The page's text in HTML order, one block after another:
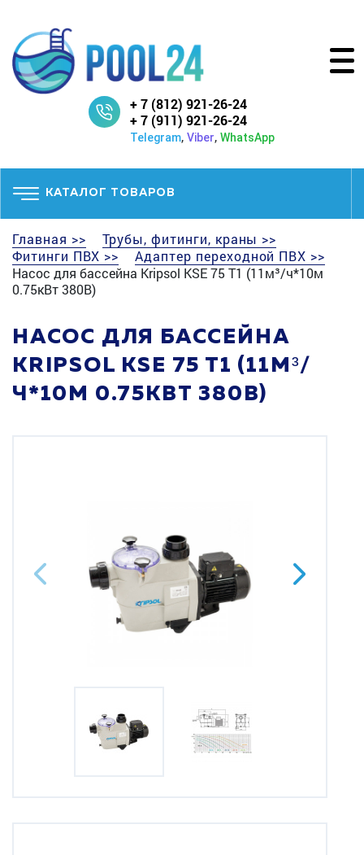
+ 7 (812) 921-26-24
+ 7 (911) 921-26-24
Telegram, Viber, WhatsApp
КАТАЛОГ ТОВАРОВ
Главная >>
Трубы, фитинги, краны >>
Фитинги ПВХ >>
Адаптер переходной ПВХ >>
Насос для бассейна Kripsol KSE 75 T1 (11м³/ч*10м
0.75кВт 380В)
НАСОС ДЛЯ БАССЕЙНА
KRIPSOL KSE 75 T1 (11М³/
Ч*10М 0.75КВТ 380В)